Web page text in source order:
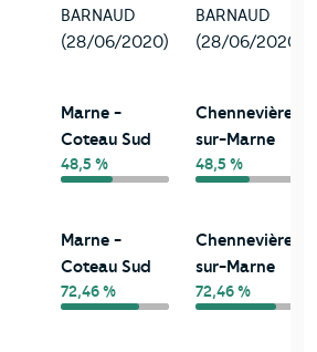
BARNAUD
(28/06/2020)
BARNAUD
(28/06/2020)
Marne -
Coteau Sud
48,5 %
Chennevières-
sur-Marne
48,5 %
Marne -
Coteau Sud
72,46 %
Chennevières-
sur-Marne
72,46 %